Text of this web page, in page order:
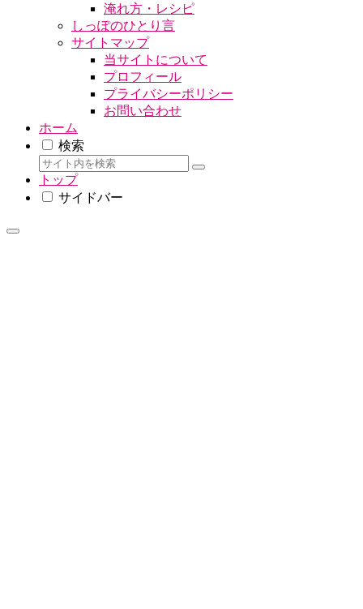
淹れ方・レシピ
しっぽのひとり言
サイトマップ
当サイトについて
プロフィール
プライバシーポリシー
お問い合わせ
ホーム
検索
トップ
サイドバー